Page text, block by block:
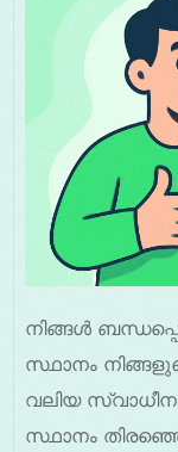
നിങ്ങൾ
സ്ഥാനം
വലിയ
സ്ഥാനം